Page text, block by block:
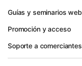
Guías y seminarios web
Promoción y acceso
Soporte a comerciantes